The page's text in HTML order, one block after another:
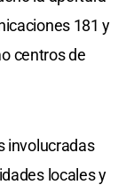
181 y
centros de
involucradas
locales y